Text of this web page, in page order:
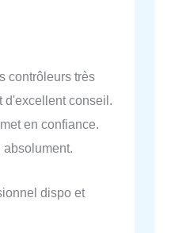
contrôleurs très
d'excellent conseil.
en confiance.
absolument.
dispo et